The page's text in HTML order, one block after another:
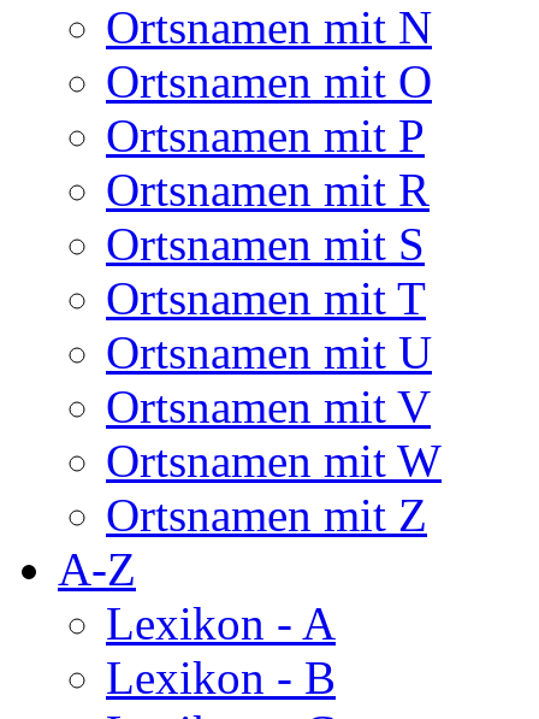
Ortsnamen mit N
Ortsnamen mit O
Ortsnamen mit P
Ortsnamen mit R
Ortsnamen mit S
Ortsnamen mit T
Ortsnamen mit U
Ortsnamen mit V
Ortsnamen mit W
Ortsnamen mit Z
A-Z
Lexikon - A
Lexikon - B